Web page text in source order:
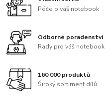
Péče o váš notebook
Odborné poradenství
Rady pro váš notebook
160 000 produktů
Široký sortiment dílů